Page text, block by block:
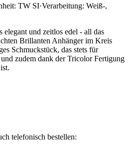
TW SI·Verarbeitung: Weiß-,
elegant und zeitlos edel - all das
Brillanten Anhänger im Kreis
Schmuckstück, das stets für
zudem dank der Tricolor Fertigung
telefonisch bestellen: